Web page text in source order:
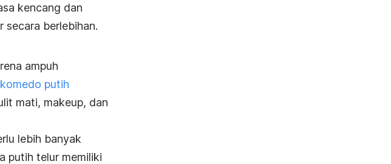
kencang dan
secara berlebihan.
ampuh
komedo putih
mati, makeup, dan
lebih banyak
putih telur memiliki